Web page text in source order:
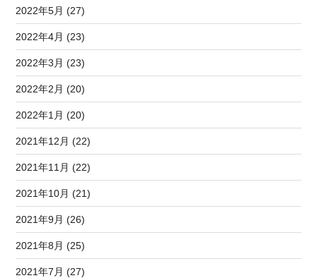
2022年5月 (27)
2022年4月 (23)
2022年3月 (23)
2022年2月 (20)
2022年1月 (20)
2021年12月 (22)
2021年11月 (22)
2021年10月 (21)
2021年9月 (26)
2021年8月 (25)
2021年7月 (27)